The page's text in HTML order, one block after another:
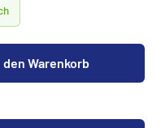
den Warenkorb